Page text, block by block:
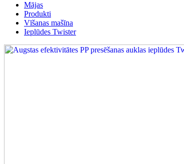
Mājas
Produkti
Vīšanas mašīna
Ieplūdes Twister